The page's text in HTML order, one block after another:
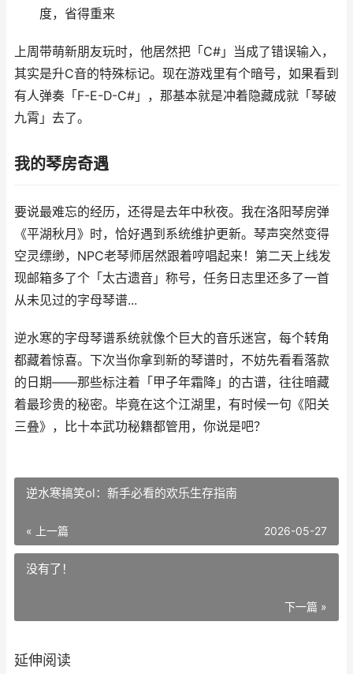
度，省得重来
上周带萌新朋友玩时，他居然把「C#」当成了错误输入，
其实是升C音的特殊标记。现在游戏里有个暗号，如果看到
有人弹奏「F-E-D-C#」，那基本就是冲着隐藏成就「琴破
九霄」去了。
我的琴房奇遇
要说最难忘的经历，还得是去年中秋夜。我在洛阳琴房弹
《平湖秋月》时，恰好遇到系统维护更新。琴声突然变得
空灵缥缈，NPC老琴师居然跟着哼唱起来！第二天上线发
现邮箱多了个「太古遗音」称号，任务日志里还多了一首
从未见过的字母琴谱...
逆水寒的字母琴谱系统就像个巨大的音乐迷宫，每个转角
都藏着惊喜。下次当你拿到新的琴谱时，不妨先看看落款
的日期——那些标注着「甲子年霜降」的古谱，往往暗藏
着最珍贵的秘密。毕竟在这个江湖里，有时候一句《阳关
三叠》，比十本武功秘籍都管用，你说是吧？
逆水寒搞笑ol：新手必看的欢乐生存指南
« 上一篇 2026-05-27
没有了！
下一篇 »
延伸阅读